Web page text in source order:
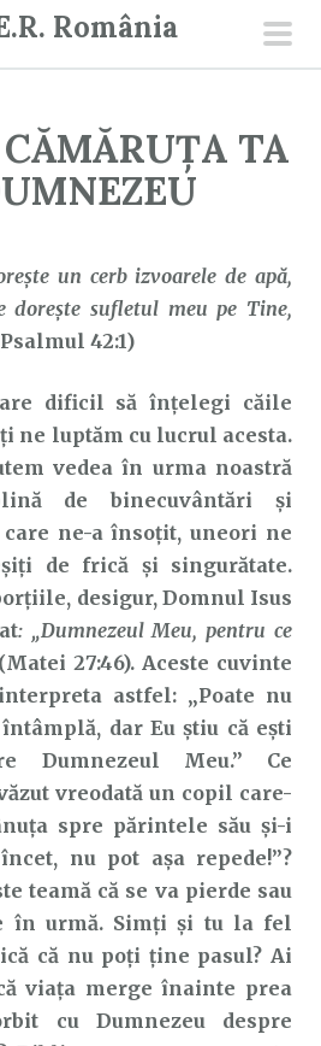
România
TA
un cerb izvoarele de apă,
doreşte sufletul meu pe Tine,
42:1)
dificil să înțelegi căile
ne luptăm cu lucrul acesta.
vedea în urma noastră
de binecuvântări și
care ne-a însoțit, uneori ne
de frică și singurătate.
desigur, Domnul Isus
: „Dumnezeul Meu, pentru ce
(Matei 27:46). Aceste cuvinte
astfel: „Poate nu
dar Eu știu că ești
Dumnezeul Meu.” Ce
vreodată un copil care-
spre părintele său și-i
nu pot așa repede!”?
teamă că se va pierde sau
în urmă. Simți și tu la fel
că nu poți ține pasul? Ai
viața merge înainte prea
cu Dumnezeu despre